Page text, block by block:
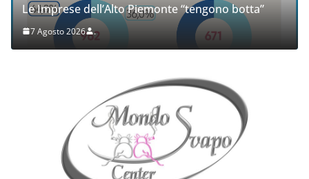
Le Imprese dell’Alto Piemonte “tengono botta”
7 Agosto 2026 .